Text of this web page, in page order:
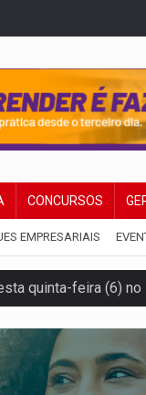
CONCURSOS
EMPRESARIAIS
quinta-feira (6) no
motociclista com
e esperança